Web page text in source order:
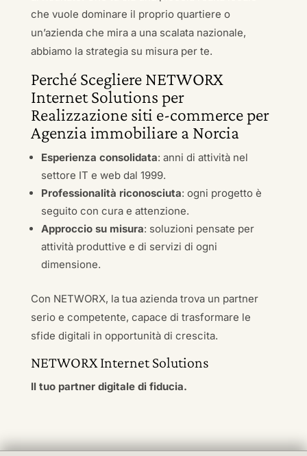
che vuole dominare il proprio quartiere o
un’azienda che mira a una scalata nazionale,
abbiamo la strategia su misura per te.
Perché Scegliere NETWORX
Internet Solutions per
Realizzazione siti e-commerce per
Agenzia immobiliare a Norcia
Esperienza consolidata: anni di attività nel
settore IT e web dal 1999.
Professionalità riconosciuta: ogni progetto è
seguito con cura e attenzione.
Approccio su misura: soluzioni pensate per
attività produttive e di servizi di ogni
dimensione.
Con NETWORX, la tua azienda trova un partner
serio e competente, capace di trasformare le
sfide digitali in opportunità di crescita.
NETWORX Internet Solutions
Il tuo partner digitale di fiducia.